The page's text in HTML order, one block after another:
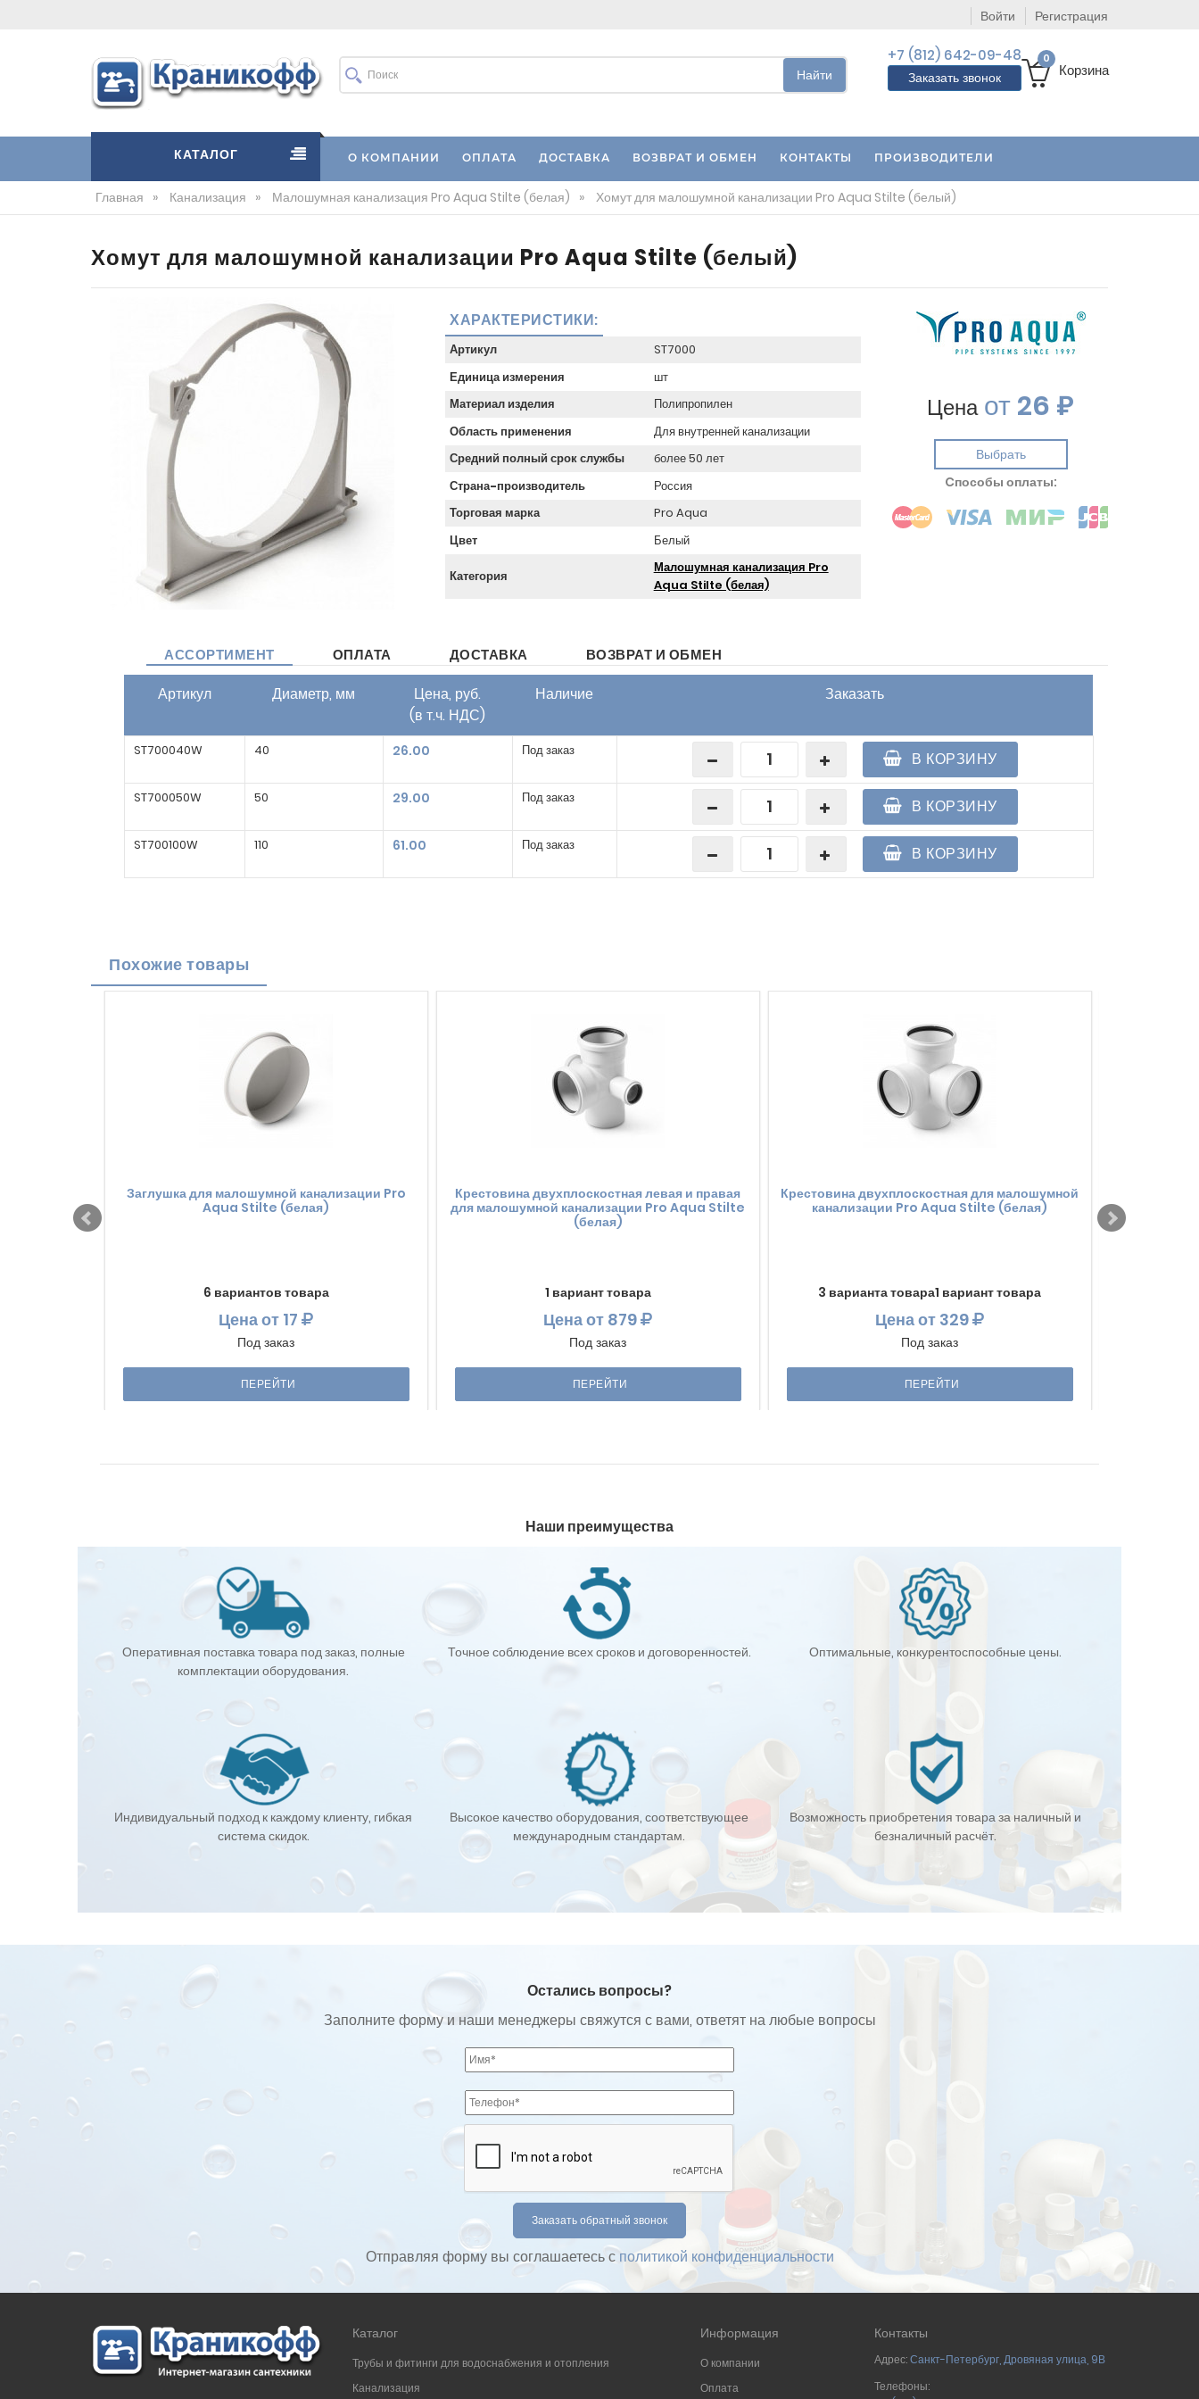
Войти Регистрация
Найти
+7 (812) 642-09-48
Заказать звонок
0
Корзина
КАТАЛОГ О КОМПАНИИ ОПЛАТА ДОСТАВКА ВОЗВРАТ И ОБМЕН КОНТАКТЫ ПРОИЗВОДИТЕЛИ
Главная » Канализация » Малошумная канализация Pro Aqua Stilte (белая) » Хомут для малошумной канализации Pro Aqua Stilte (белый)
Хомут для малошумной канализации Pro Aqua Stilte (белый)
ХАРАКТЕРИСТИКИ:
Артикул
ST7000
Единица измерения
шт
Материал изделия
Полипропилен
Область применения
Для внутренней канализации
Средний полный срок службы
более 50 лет
Страна-производитель
Россия
Торговая марка
Pro Aqua
Цвет
Белый
Категория
Малошумная канализация Pro
Aqua Stilte (белая)
Ценаот26 ₽
Выбрать
Cпособы оплаты:
АССОРТИМЕНТ ОПЛАТА ДОСТАВКА ВОЗВРАТ И ОБМЕН
Артикул Диаметр, мм
Цена, руб.
(в т.ч. НДС)
Наличие Заказать
ST700040W 40 26.00 Под заказ В КОРЗИНУ
ST700050W 50 29.00 Под заказ В КОРЗИНУ
ST700100W 110 61.00 Под заказ В КОРЗИНУ
Похожие товары
Заглушка для малошумной канализации Pro
Aqua Stilte (белая)
6 вариантов товара
Ценаот 17
Под заказ
ПЕРЕЙТИ
Крестовина двухплоскостная левая и правая
для малошумной канализации Pro Aqua Stilte
(белая)
1 вариант товара
Ценаот 879
Под заказ
ПЕРЕЙТИ
Крестовина двухплоскостная для малошумной
канализации Pro Aqua Stilte (белая)
3 варианта товара1 вариант товара
Ценаот 329
Под заказ
ПЕРЕЙТИ
Наши преимущества
Оперативная поставка товара под заказ, полные
комплектации оборудования.
Точное соблюдение всех сроков и договоренностей. Оптимальные, конкурентоспособные цены.
Индивидуальный подход к каждому клиенту, гибкая
система скидок.
Высокое качество оборудования, соответствующее
международным стандартам.
Возможность приобретения товара за наличный и
безналичный расчёт.
Остались вопросы?
Заполните форму и наши менеджеры свяжутся с вами, ответят на любые вопросы
Отправляя форму вы соглашаетесь с политикой конфиденциальности
Каталог
Трубы и фитинги для водоснабжения и отопления
Канализация
Информация
О компании
Оплата
Контакты
Адрес:Санкт-Петербург, Дровяная улица, 9В
Телефоны: